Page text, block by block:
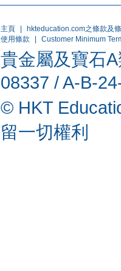
主頁
hkteducation.com之條款及
使用條款
Customer Minimum
貴金屬及寶石
08337 / A-B-
© HKT
留一切權利